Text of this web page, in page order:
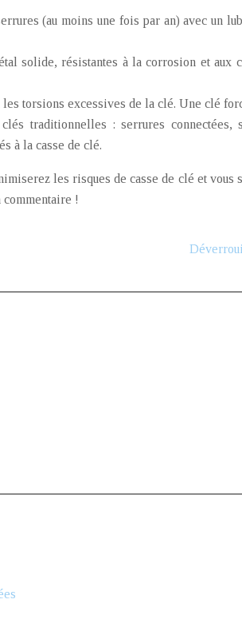
(au moins une fois par an) avec un
solide, résistantes à la corrosion et aux
torsions excessives de la clé. Une clé
traditionnelles : serrures connectées,
à la casse de clé.
les risques de casse de clé et
commentaire !